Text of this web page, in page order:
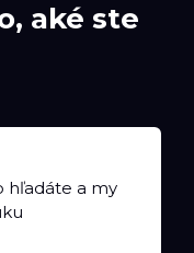
aké ste
hľadáte a my